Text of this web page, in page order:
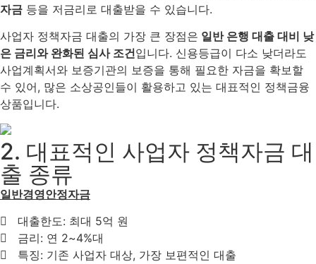
자금 등을 저금리로 대출받을 수 있습니다.
사업자 정책자금 대출의 가장 큰 장점은 일반 은행 대출 대비 낮
은 금리와 완화된 심사 조건입니다. 신용등급이 다소 낮더라도
사업계획서와 보증기관의 보증을 통해 필요한 자금을 확보할
수 있어, 많은 소상공인들이 활용하고 있는 대표적인 정책금융
상품입니다.
2. 대표적인 사업자 정책자금 대
출 종류
일반경영안정자금
대출한도: 최대 5억 원
금리: 연 2~4%대
특징: 기존 사업자 대상, 가장 보편적인 대출